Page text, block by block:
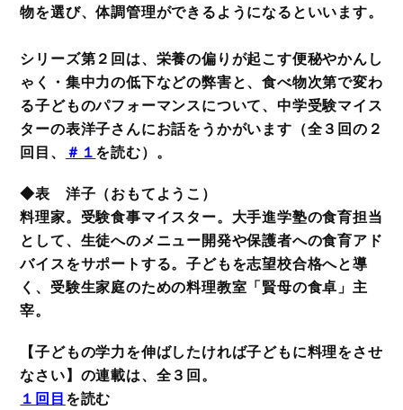
物を選び、体調管理ができるようになるといいます。
シリーズ第２回は、栄養の偏りが起こす便秘やかんし
ゃく・集中力の低下などの弊害と、食べ物次第で変わ
る子どものパフォーマンスについて、中学受験マイス
ターの表洋子さんにお話をうかがいます（全３回の２
回目、
＃１を読む）。
◆表 洋子（おもてようこ）
料理家。受験食事マイスター。大手進学塾の食育担当
として、生徒へのメニュー開発や保護者への食育アド
バイスをサポートする。子どもを志望校合格へと導
く、受験生家庭のための料理教室「賢母の食卓」主
宰。
【子どもの学力を伸ばしたければ子どもに料理をさせ
なさい】の連載は、全３回。
１回目を読む